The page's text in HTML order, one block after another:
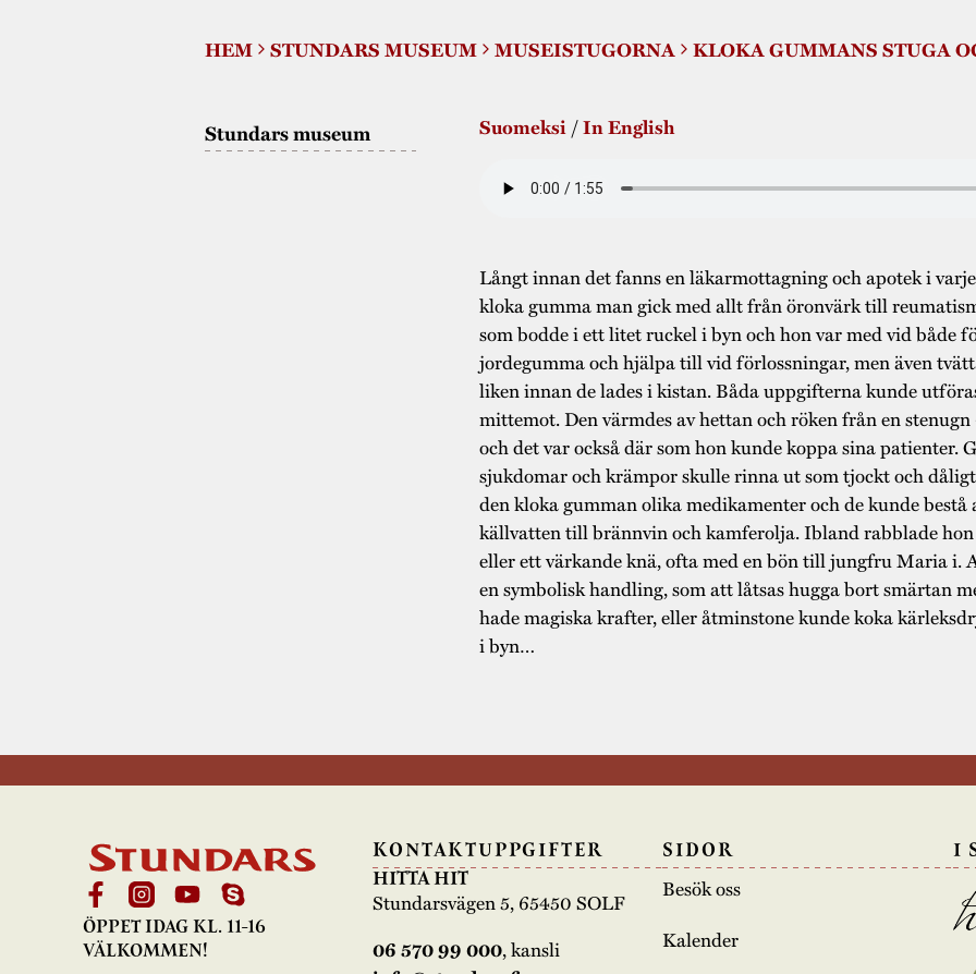
HEM STUNDARS MUSEUM MUSEISTUGORNA KLOKA GUMMANS STUGA
Stundars museum Suomeksi/In English
Långt innan det fanns en läkarmottagning och apotek i
kloka gumma man gick med allt från öronvärk till
som bodde i ett litet ruckel i byn och hon var med vid både
jordegumma och hjälpa till vid förlossningar, men även
liken innan de lades i kistan. Båda uppgifterna kunde
mittemot. Den värmdes av hettan och röken från en
och det var också där som hon kunde koppa sina patienter.
sjukdomar och krämpor skulle rinna ut som tjockt och
den kloka gumman olika medikamenter och de kunde
källvatten till brännvin och kamferolja. Ibland rabblade hon
eller ett värkande knä, ofta med en bön till jungfru Maria i.
en symbolisk handling, som att låtsas hugga bort smärtan
hade magiska krafter, eller åtminstone kunde koka
i byn…
ÖPPET IDAG KL. 11-16
VÄLKOMMEN!
KONTAKTUPPGIFTER
HITTA HIT
Stundarsvägen 5, 65450 SOLF
06 570 99 000, kansli
SIDOR
Besök oss
Kalender
I